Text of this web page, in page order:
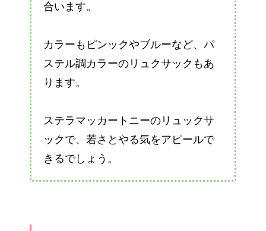
合います。
カラーもピンックやブルーなど、パ
ステル調カラーのリュクサックもあ
ります。
ステラマッカートニーのリュックサ
ックで、若さとやる気をアピールで
きるでしょう。